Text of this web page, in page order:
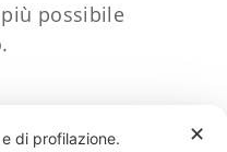
possibile
✕
di profilazione.